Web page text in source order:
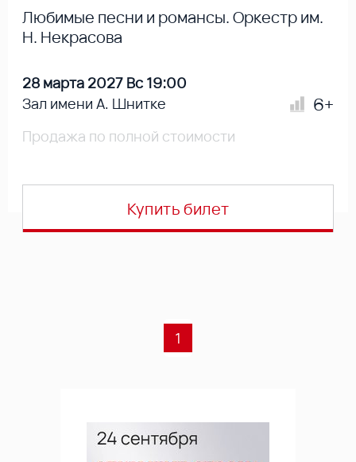
Любимые песни и романсы. Оркестр им.
Н. Некрасова
28 марта 2027 Вс 19:00
Зал имени А. Шнитке
6+
Продажа по полной стоимости
Купить билет
1